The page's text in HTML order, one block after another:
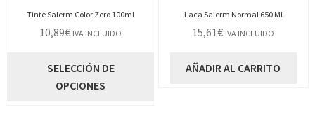
Tinte Salerm Color Zero 100ml
10,89€ IVA INCLUIDO
SELECCIÓN DE
OPCIONES
Laca Salerm Normal 650 Ml
15,61€ IVA INCLUIDO
AÑADIR AL CARRITO